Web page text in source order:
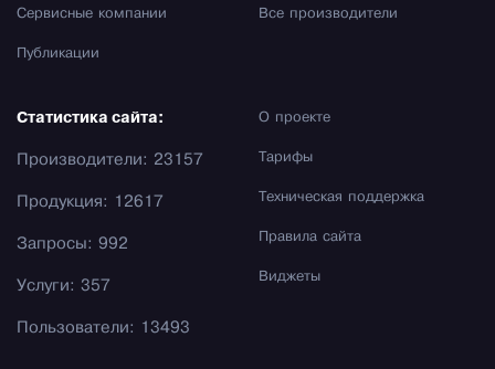
Сервисные компании
Публикации
Все производители
О проекте
Тарифы
Техническая поддержка
Правила сайта
Виджеты
Статистика сайта:
Производители: 23157
Продукция: 12617
Запросы: 992
Услуги: 357
Пользователи: 13493